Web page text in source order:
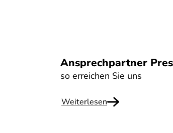
Ansprechpartner
so erreichen Sie uns
Weiterlesen